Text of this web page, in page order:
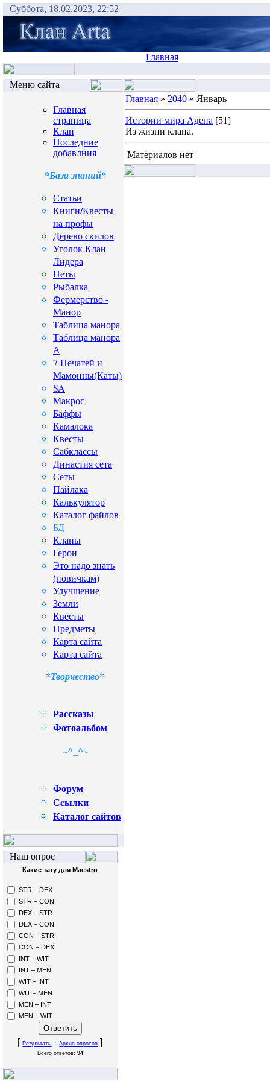
Суббота, 18.02.2023, 22:52
Главная
Меню сайта
Главная
страница
Клан
Последние
добавлния
*База знаний*
Статьи
Книги/Квесты
на профы
Дерево скилов
Уголок Клан
Лидера
Петы
Рыбалка
Фермерство -
Манор
Таблица манора
Таблица манора
А
7 Печатей и
Мамонны(Каты)
SA
Макрос
Баффы
Камалока
Квесты
Сабклассы
Династия сета
Сеты
Пайлака
Калькулятор
Каталог файлов
БД
Кланы
Герои
Это надо знать
(новичкам)
Улучшение
Земли
Квесты
Предметы
Карта сайта
Карта сайта
*Творчество*
Рассказы
Фотоальбом
~^_^~
Форум
Сcылки
Каталог сайтов
Наш опрос
Какие тату для Maestro
STR – DEX
STR – CON
DEX – STR
DEX – CON
CON – STR
CON – DEX
INT – WIT
INT – MEN
WIT – INT
WIT – MEN
MEN – INT
MEN – WIT
[Результаты ·Архив опросов ]
Всего ответов: 94
Главная » 2040 » Январь
Истории мира Адена [51]
Из жизни клана.
Материалов нет